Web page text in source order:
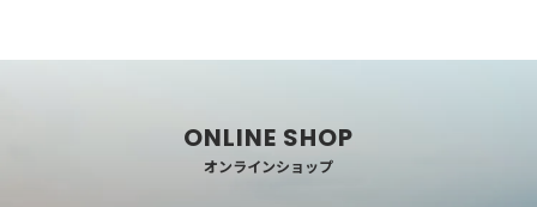
オンラインショップ